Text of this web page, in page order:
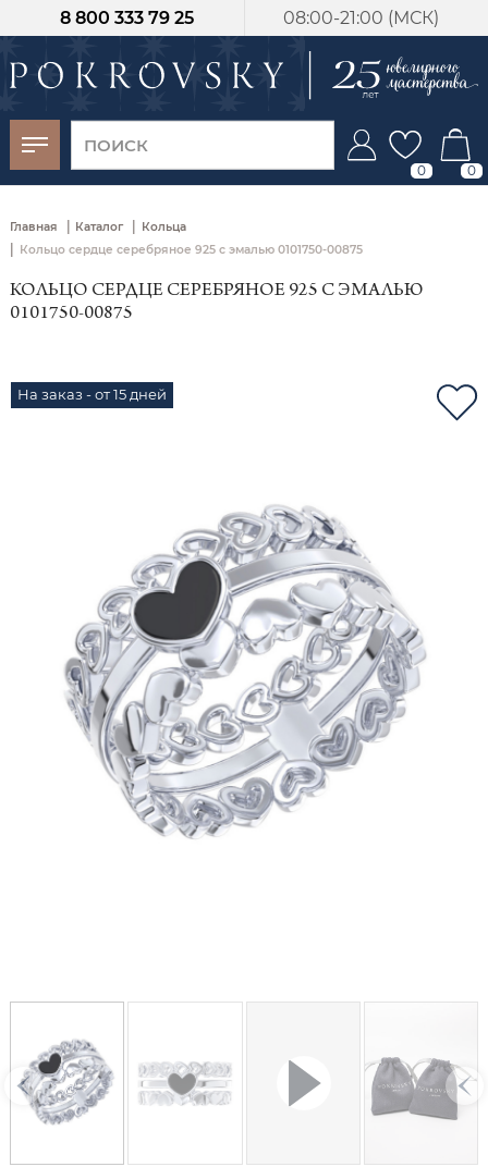
08:00-21:00 (МСК)
8 800 333 79 25
0 0
Главная | Каталог | Кольца
| Кольцо сердце серебряное 925 с эмалью 0101750-00875
КОЛЬЦО СЕРДЦЕ СЕРЕБРЯНОЕ 925 С ЭМАЛЬЮ
0101750-00875
На заказ - от 15 дней
-30%
от 15 дней с
момента оплаты